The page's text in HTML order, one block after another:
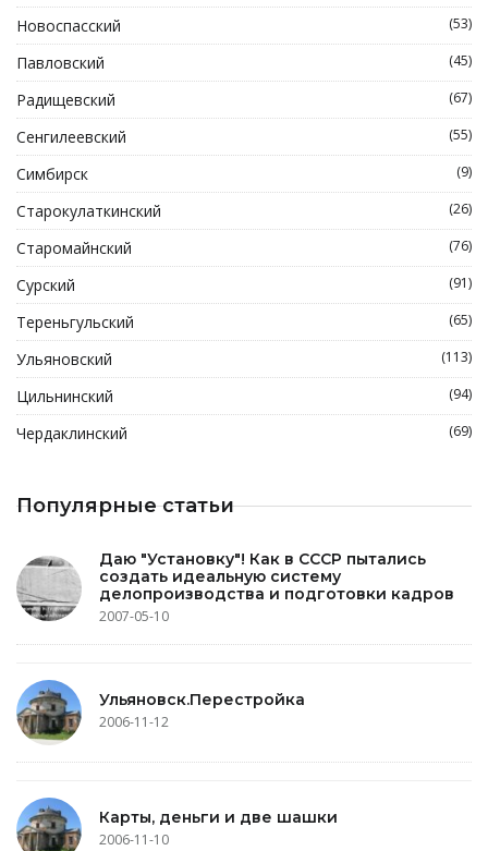
Новоспасский (53)
Павловский (45)
Радищевский (67)
Сенгилеевский (55)
Симбирск (9)
Старокулаткинский (26)
Старомайнский (76)
Сурский (91)
Тереньгульский (65)
Ульяновский (113)
Цильнинский (94)
Чердаклинский (69)
Популярные статьи
Даю "Установку"! Как в СССР пытались
создать идеальную систему
делопроизводства и подготовки кадров
2007-05-10
Ульяновск.Перестройка
2006-11-12
Карты, деньги и две шашки
2006-11-10